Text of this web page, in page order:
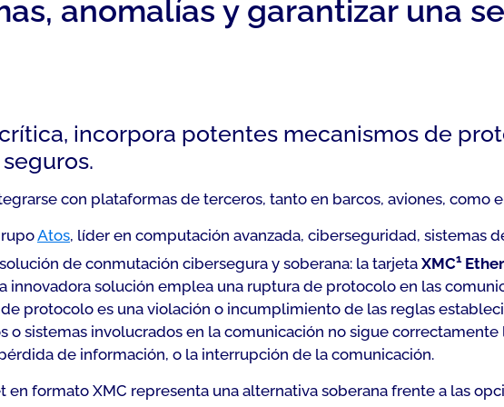
anomalías y garantizar una
incorpora potentes mecanismos de
con plataformas de terceros, tanto en barcos, aviones, como
Atos, líder en computación avanzada, ciberseguridad, sistemas
de conmutación cibersegura y soberana: la tarjetaXMC1
innovadora solución emplea una ruptura de protocolo en las
protocolo es una violación o incumplimiento de las reglas
sistemas involucrados en la comunicación no sigue correctamente
de información, o la interrupción de la comunicación.
en formato XMC representa una alternativa soberana frente a las